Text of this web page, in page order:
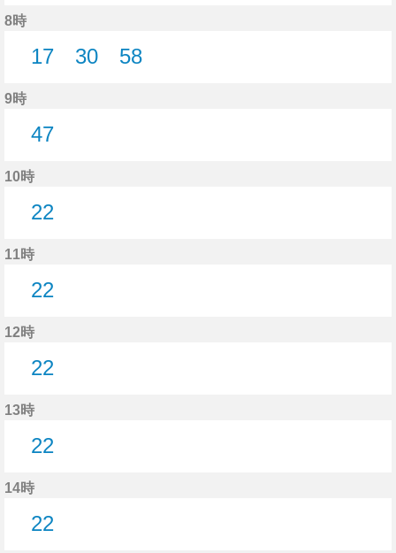
8時
17
30
58
9時
47
10時
22
11時
22
12時
22
13時
22
14時
22